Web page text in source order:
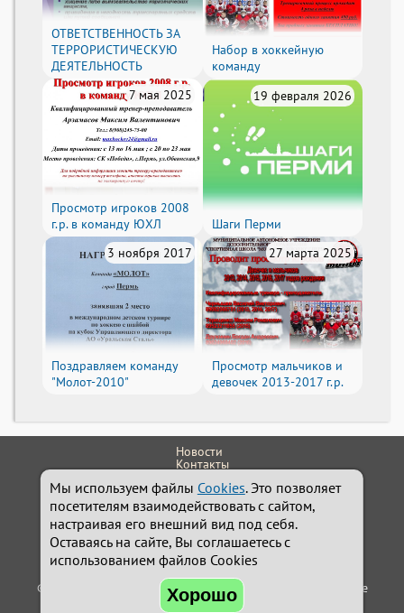
ОТВЕТСТВЕННОСТЬ ЗА
ТЕРРОРИСТИЧЕСКУЮ
ДЕЯТЕЛЬНОСТЬ
Набор в хоккейную
команду
7 мая 2025
Просмотр игроков 2008
г.р. в команду ЮХЛ
19 февраля 2026
Шаги Перми
3 ноября 2017
Поздравляем команду
"Молот-2010"
27 марта 2025
Просмотр мальчиков и
девочек 2013-2017 г.р.
Новости
Контакты
+7 (342) 242-24-32Администратор
school.molot@yandex.ru
Сайт работает на системеHoldek Sport v1.17.46
© Разработка: Александр Косачёвholdek.ru
© 2022-2026 МАУ ДО "СШ "Молот" по хоккею г.Перми". Все
права защищены.
Мы используем файлы Cookies. Это позволяет
посетителям взаимодействовать с сайтом,
настраивая его внешний вид под себя.
Оставаясь на сайте, Вы соглашаетесь с
использованием файлов Cookies
Хорошо